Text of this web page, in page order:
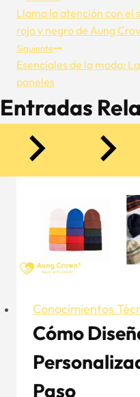
De
Entradas
Llama la atención con el
rojo y negro de Aung
Siguiente
Esenciales de la moda:
paneles
Entradas
Conocimientos
Cómo
Paso